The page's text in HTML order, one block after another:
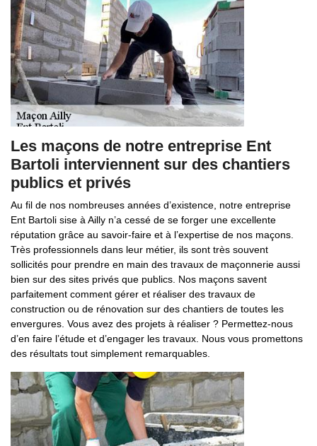
Les maçons de notre entreprise Ent
Bartoli interviennent sur des chantiers
publics et privés
Au fil de nos nombreuses années d’existence, notre entreprise
Ent Bartoli sise à Ailly n’a cessé de se forger une excellente
réputation grâce au savoir-faire et à l’expertise de nos maçons.
Très professionnels dans leur métier, ils sont très souvent
sollicités pour prendre en main des travaux de maçonnerie aussi
bien sur des sites privés que publics. Nos maçons savent
parfaitement comment gérer et réaliser des travaux de
construction ou de rénovation sur des chantiers de toutes les
envergures. Vous avez des projets à réaliser ? Permettez-nous
d’en faire l’étude et d’engager les travaux. Nous vous promettons
des résultats tout simplement remarquables.